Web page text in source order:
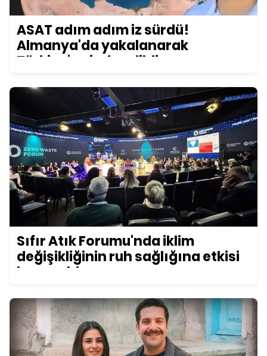
ASAT adım adım iz sürdü!
Almanya'da yakalanarak
Türkiye'ye iade edildi
Sıfır Atık Forumu'nda iklim
değişikliğinin ruh sağlığına etkisi
konuşuldu